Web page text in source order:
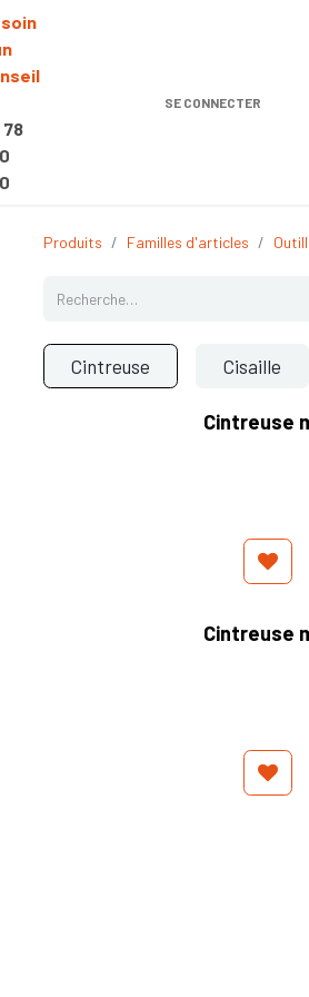
Besoin
d’un
conseil
02 78
620
620
SE CONNECTER
Produits Familles d'articles
Cintreuse Cisaille
Cintreuse
Cintreuse